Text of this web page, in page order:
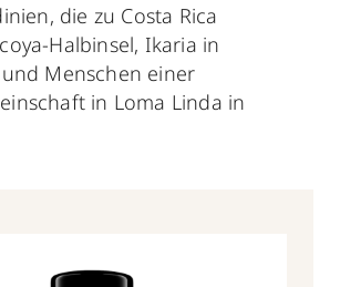
die zu Costa Rica
Halbinsel, Ikaria in
Menschen einer
in Loma Linda in